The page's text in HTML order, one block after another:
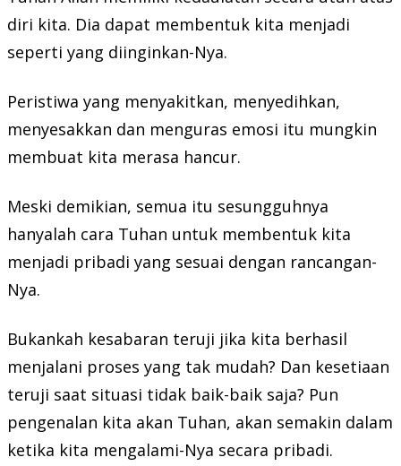
diri kita. Dia dapat membentuk kita menjadi
seperti yang diinginkan-Nya.
Peristiwa yang menyakitkan, menyedihkan,
menyesakkan dan menguras emosi itu mungkin
membuat kita merasa hancur.
Meski demikian, semua itu sesungguhnya
hanyalah cara Tuhan untuk membentuk kita
menjadi pribadi yang sesuai dengan rancangan-
Nya.
Bukankah kesabaran teruji jika kita berhasil
menjalani proses yang tak mudah? Dan kesetiaan
teruji saat situasi tidak baik-baik saja? Pun
pengenalan kita akan Tuhan, akan semakin dalam
ketika kita mengalami-Nya secara pribadi.